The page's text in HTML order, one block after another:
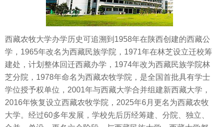
西藏农牧大学办学历史可追溯到1958年在陕西创建的西藏公
学，1965年改名为西藏民族学院，1971年在林芝设立迁校筹
建处，计划整体回迁西藏办学，1974年改为西藏民族学院林
芝分院，1978年命名为西藏农牧学院，是全国首批具有学士
学位授予权单位，2001年与西藏大学合并组建新西藏大学，
2016年恢复设立西藏农牧学院，2025年6月更名为西藏农牧
大学。经过60多年发展，学校先后历经筹建、分院、独立、